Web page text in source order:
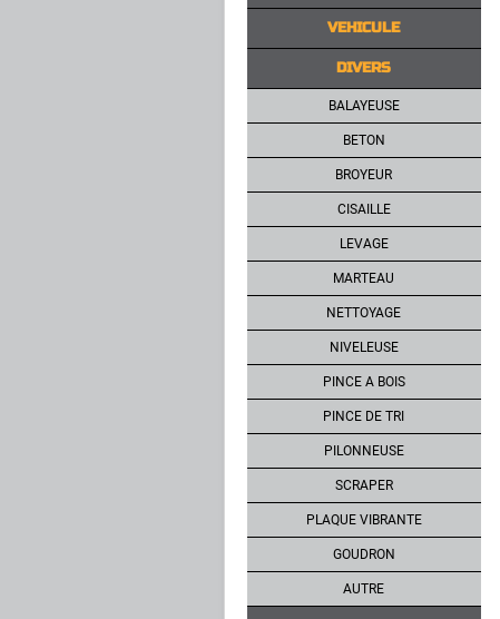
VEHICULE
DIVERS
BALAYEUSE
BETON
BROYEUR
CISAILLE
LEVAGE
MARTEAU
NETTOYAGE
NIVELEUSE
PINCE A BOIS
PINCE DE TRI
PILONNEUSE
SCRAPER
PLAQUE VIBRANTE
GOUDRON
AUTRE